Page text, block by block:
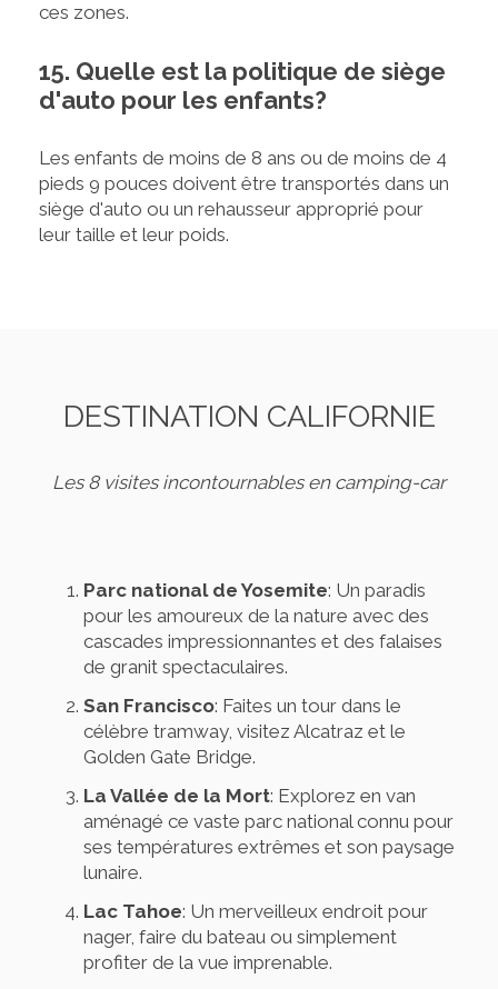
ces zones.
15. Quelle est la politique de siège
d'auto pour les enfants?
Les enfants de moins de 8 ans ou de moins de 4
pieds 9 pouces doivent être transportés dans un
siège d'auto ou un rehausseur approprié pour
leur taille et leur poids.
DESTINATION CALIFORNIE
Les 8 visites incontournables en camping-car
Parc national de Yosemite: Un paradis
pour les amoureux de la nature avec des
cascades impressionnantes et des falaises
de granit spectaculaires.
San Francisco: Faites un tour dans le
célèbre tramway, visitez Alcatraz et le
Golden Gate Bridge.
La Vallée de la Mort: Explorez en van
aménagé ce vaste parc national connu pour
ses températures extrêmes et son paysage
lunaire.
Lac Tahoe: Un merveilleux endroit pour
nager, faire du bateau ou simplement
profiter de la vue imprenable.